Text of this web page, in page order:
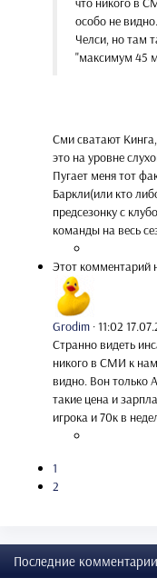
особо не
Челси, но там
"максимум 45
Сми сватают
это на уровне
Пугает меня тот
Баркли(или кто
предсезонку с
команды на весь
Этот комментарий
Grodim ·11:02
Странно видеть
никого в СМИ к
видно. Вон только
такие цена и
игрока и 70к в
1
2
Последние комментарии